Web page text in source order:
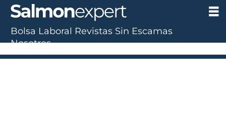
Bolsa Laboral Revistas Sin Escamas
Nosotros